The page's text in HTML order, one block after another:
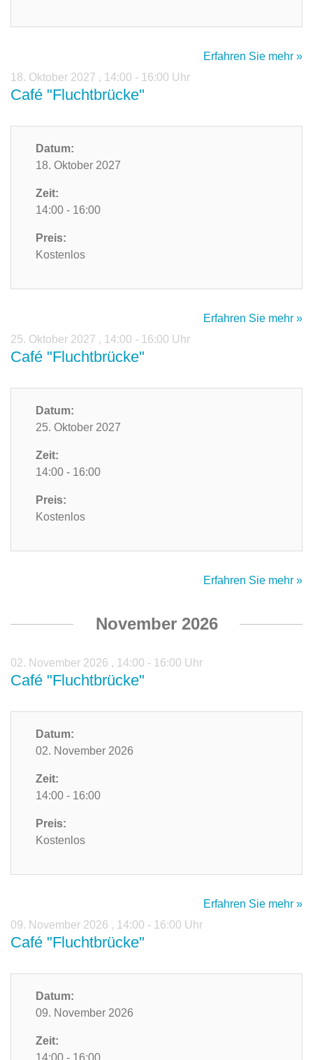
Erfahren Sie mehr »
18. Oktober 2027 , 14:00 - 16:00 Uhr
Café "Fluchtbrücke"
Datum:
18. Oktober 2027
Zeit:
14:00 - 16:00
Preis:
Kostenlos
Erfahren Sie mehr »
25. Oktober 2027 , 14:00 - 16:00 Uhr
Café "Fluchtbrücke"
Datum:
25. Oktober 2027
Zeit:
14:00 - 16:00
Preis:
Kostenlos
Erfahren Sie mehr »
November 2026
02. November 2026 , 14:00 - 16:00 Uhr
Café "Fluchtbrücke"
Datum:
02. November 2026
Zeit:
14:00 - 16:00
Preis:
Kostenlos
Erfahren Sie mehr »
09. November 2026 , 14:00 - 16:00 Uhr
Café "Fluchtbrücke"
Datum:
09. November 2026
Zeit: